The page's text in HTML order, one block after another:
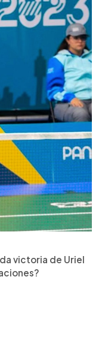
victoria de Uriel